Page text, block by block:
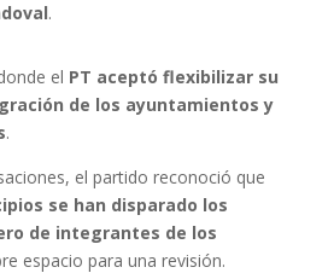
.
el PT aceptó flexibilizar su
de los ayuntamientos y
.
el partido reconoció que
se han disparado los
de integrantes de los
espacio para una revisión.